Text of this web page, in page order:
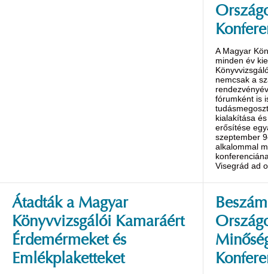
A Magyar
minden év
nemcsak a
fórumként is
kialakítása
erősítése
szeptember
alkalommal
Visegrád ad
Átadták a Magyar
Könyvvizsgálói Kamaráért
Érdemérmeket és
Emlékplaketteket